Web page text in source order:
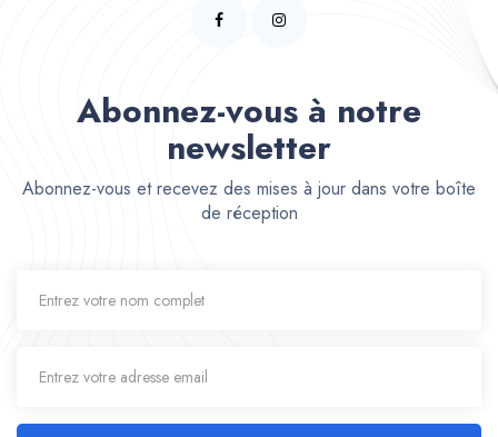
Abonnez-vous à notre
newsletter
Abonnez-vous et recevez des mises à jour dans votre boîte
de réception